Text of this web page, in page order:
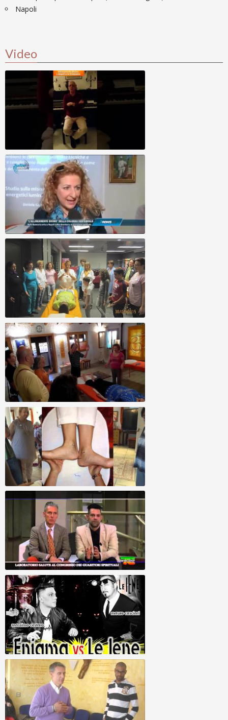
Napoli
Video
Allineamento Divino - Claudio
Allineamento Divino Napoli
Allineamento di famiglie al completo -
Familienbegradigung
Guarigione Spirituale Allineamento Divino
di Bianca
Geistige Wirbelsäulenaufrichtung -
Forschung Juli 2014
Sintesi de Congresso Internazionale di
Guaritori Spirituali
Allineamento Divino - Enigma VS Iene
(SERVIZIO INTEGRALE)